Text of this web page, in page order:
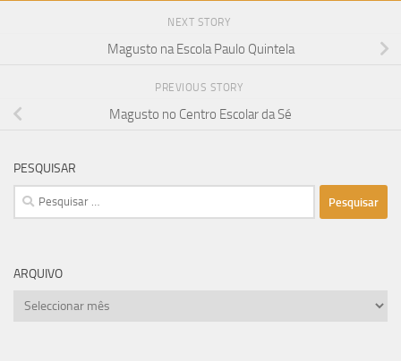
NEXT STORY
Magusto na Escola Paulo Quintela
PREVIOUS STORY
Magusto no Centro Escolar da Sé
PESQUISAR
Pesquisar
por:
ARQUIVO
arquivo